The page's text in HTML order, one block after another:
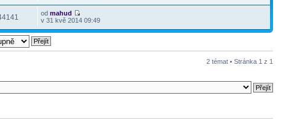
odmahud
v 31 kvě 2014 09:49
2 témat • Stránka 1 z 1